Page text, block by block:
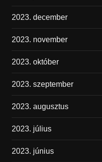
2023. december
2023. november
2023. október
2023. szeptember
2023. augusztus
2023. július
2023. június